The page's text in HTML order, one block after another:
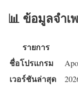
📊 ข้อมูลจำเ
รายการ
ชื่อโปรแกรม
เวอร์ชันล่าสุด